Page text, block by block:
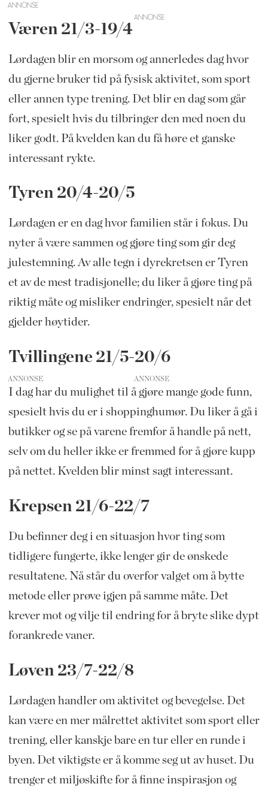
ANNONSE
Væren 21/3-19/4
Lørdagen blir en morsom og annerledes dag hvor
du gjerne bruker tid på fysisk aktivitet, som sport
eller annen type trening. Det blir en dag som går
fort, spesielt hvis du tilbringer den med noen du
liker godt. På kvelden kan du få høre et ganske
interessant rykte.
Tyren 20/4-20/5
Lørdagen er en dag hvor familien står i fokus. Du
nyter å være sammen og gjøre ting som gir deg
julestemning. Av alle tegn i dyrekretsen er Tyren
et av de mest tradisjonelle; du liker å gjøre ting på
riktig måte og misliker endringer, spesielt når det
gjelder høytider.
Tvillingene 21/5-20/6
ANNONSE
I dag har du mulighet til å gjøre mange gode funn,
spesielt hvis du er i shoppinghumør. Du liker å gå i
butikker og se på varene fremfor å handle på nett,
selv om du heller ikke er fremmed for å gjøre kupp
på nettet. Kvelden blir minst sagt interessant.
Krepsen 21/6-22/7
Du befinner deg i en situasjon hvor ting som
tidligere fungerte, ikke lenger gir de ønskede
resultatene. Nå står du overfor valget om å bytte
metode eller prøve igjen på samme måte. Det
krever mot og vilje til endring for å bryte slike dypt
forankrede vaner.
Løven 23/7-22/8
Lørdagen handler om aktivitet og bevegelse. Det
kan være en mer målrettet aktivitet som sport eller
trening, eller kanskje bare en tur eller en runde i
byen. Det viktigste er å komme seg ut av huset. Du
trenger et miljøskifte for å finne inspirasjon og